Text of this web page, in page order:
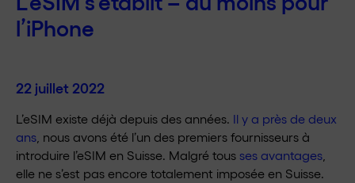
l’iPhone
22 juillet 2022
L’eSIM existe déjà depuis des années. Il y a près de deux
ans , nous avons été l’un des premiers fournisseurs à
introduire l’eSIM en Suisse. Malgré tous ses avantages
elle ne s’est pas encore totalement imposée en Suisse.